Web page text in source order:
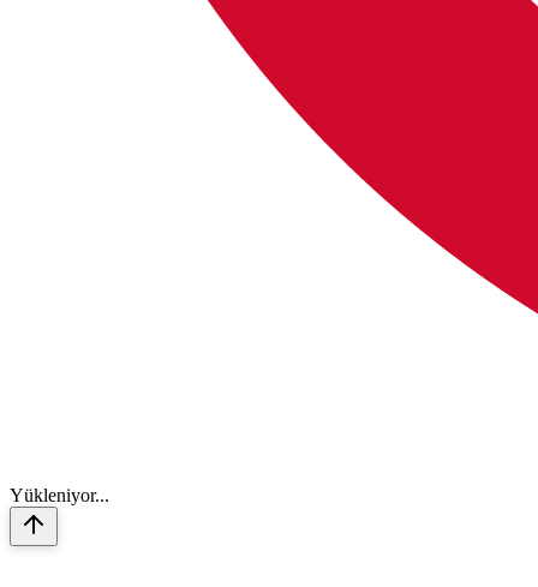
Yükleniyor...